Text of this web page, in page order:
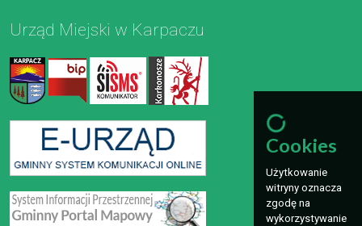
Urząd Miejski w Karpaczu
Cookies
Użytkowanie
witryny oznacza
zgodę na
wykorzystywanie